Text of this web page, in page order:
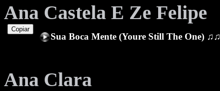
Ana Castela E Ze Felipe
Sua Boca Mente (Youre Still The One)
Copiar
Ana Clara